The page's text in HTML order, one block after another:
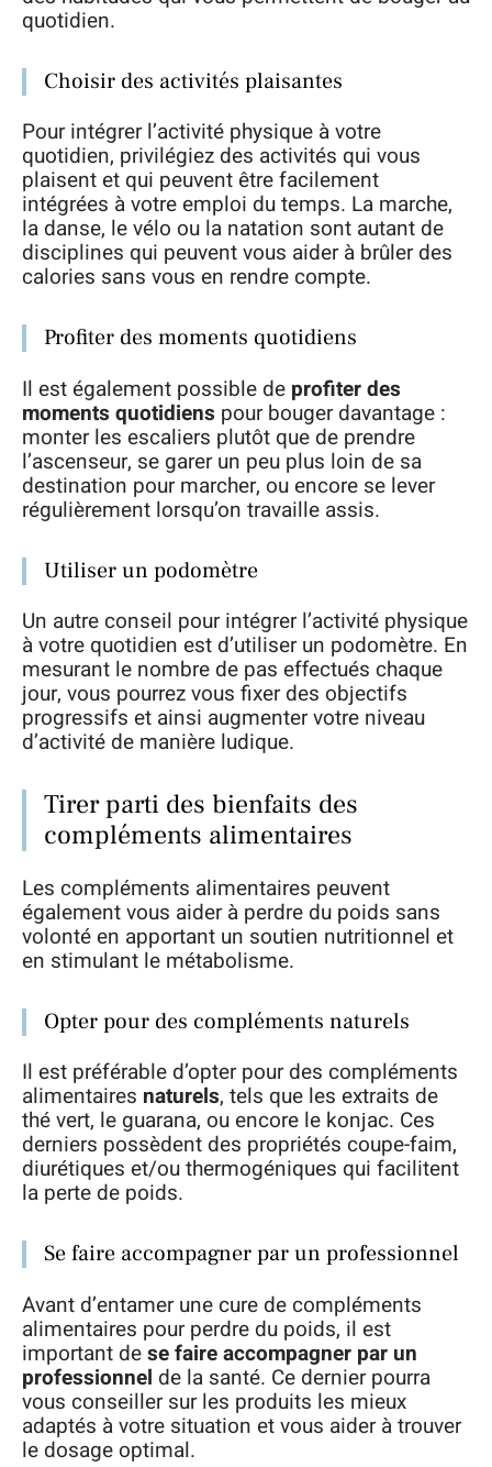
quotidien.
Choisir des activités plaisantes
Pour intégrer l’activité physique à votre
quotidien, privilégiez des activités qui vous
plaisent et qui peuvent être facilement
intégrées à votre emploi du temps. La marche,
la danse, le vélo ou la natation sont autant de
disciplines qui peuvent vous aider à brûler des
calories sans vous en rendre compte.
Profiter des moments quotidiens
Il est également possible de profiter des
moments quotidiens pour bouger davantage :
monter les escaliers plutôt que de prendre
l’ascenseur, se garer un peu plus loin de sa
destination pour marcher, ou encore se lever
régulièrement lorsqu’on travaille assis.
Utiliser un podomètre
Un autre conseil pour intégrer l’activité physique
à votre quotidien est d’utiliser un podomètre. En
mesurant le nombre de pas effectués chaque
jour, vous pourrez vous fixer des objectifs
progressifs et ainsi augmenter votre niveau
d’activité de manière ludique.
Tirer parti des bienfaits des
compléments alimentaires
Les compléments alimentaires peuvent
également vous aider à perdre du poids sans
volonté en apportant un soutien nutritionnel et
en stimulant le métabolisme.
Opter pour des compléments naturels
Il est préférable d’opter pour des compléments
alimentaires naturels, tels que les extraits de
thé vert, le guarana, ou encore le konjac. Ces
derniers possèdent des propriétés coupe-faim,
diurétiques et/ou thermogéniques qui facilitent
la perte de poids.
Se faire accompagner par un professionnel
Avant d’entamer une cure de compléments
alimentaires pour perdre du poids, il est
important dese faire accompagner par un
professionnel de la santé. Ce dernier pourra
vous conseiller sur les produits les mieux
adaptés à votre situation et vous aider à trouver
le dosage optimal.